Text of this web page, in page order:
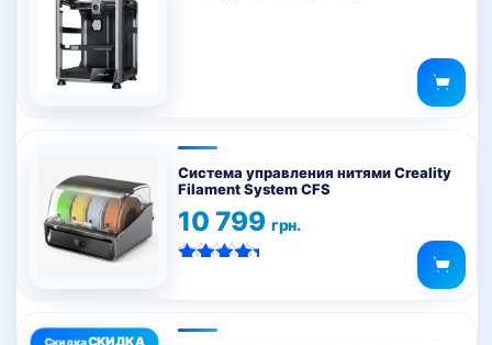
странице
товара.
Система управления нитями Creality
Filament System CFS
10 799 грн.